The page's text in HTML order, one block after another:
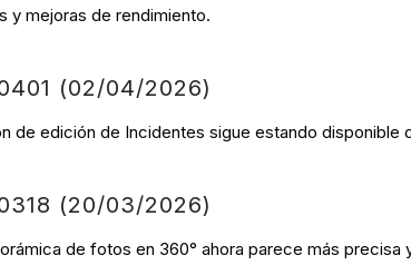
y mejoras de rendimiento.
(02/04/2026)
de edición de Incidentes sigue estando
(20/03/2026)
de fotos en 360° ahora parece más